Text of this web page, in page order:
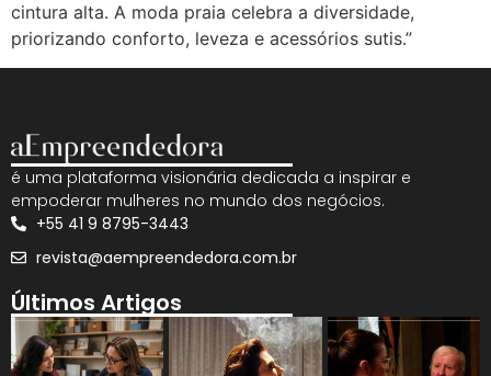
cintura alta. A moda praia celebra a diversidade,
priorizando conforto, leveza e acessórios sutis.”
é uma plataforma visionária dedicada a inspirar e
empoderar mulheres no mundo dos negócios.
+55 41 9 8795-3443
revista@aempreendedora.com.br
Últimos Artigos